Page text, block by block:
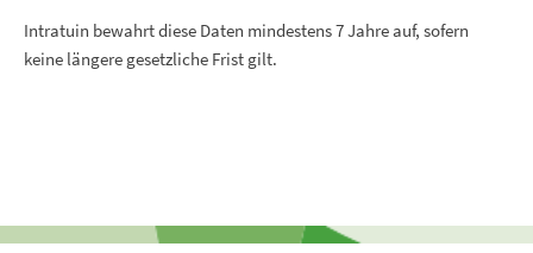
Intratuin bewahrt diese Daten mindestens 7 Jahre auf, sofern
keine längere gesetzliche Frist gilt.